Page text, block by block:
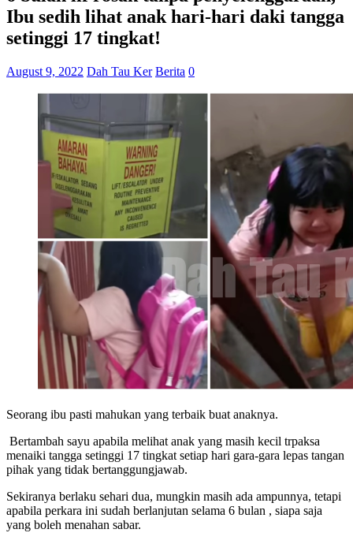
Ibu sedih lihat anak hari-hari daki tangga
setinggi 17 tingkat!
August 9, 2022 Dah Tau Ker Berita 0
Seorang ibu pasti mahukan yang terbaik buat anaknya.
Bertambah sayu apabila melihat anak yang masih kecil trpaksa
menaiki tangga setinggi 17 tingkat setiap hari gara-gara lepas tangan
pihak yang tidak bertanggungjawab.
Sekiranya berlaku sehari dua, mungkin masih ada ampunnya, tetapi
apabila perkara ini sudah berlanjutan selama 6 bulan , siapa saja
yang boleh menahan sabar.